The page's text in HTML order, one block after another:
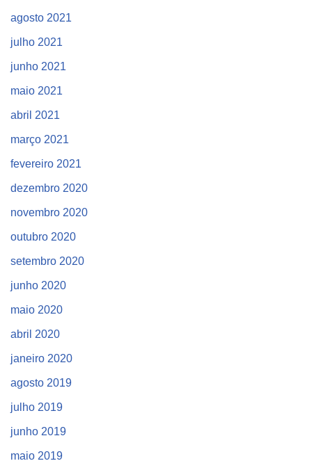
agosto 2021
julho 2021
junho 2021
maio 2021
abril 2021
março 2021
fevereiro 2021
dezembro 2020
novembro 2020
outubro 2020
setembro 2020
junho 2020
maio 2020
abril 2020
janeiro 2020
agosto 2019
julho 2019
junho 2019
maio 2019